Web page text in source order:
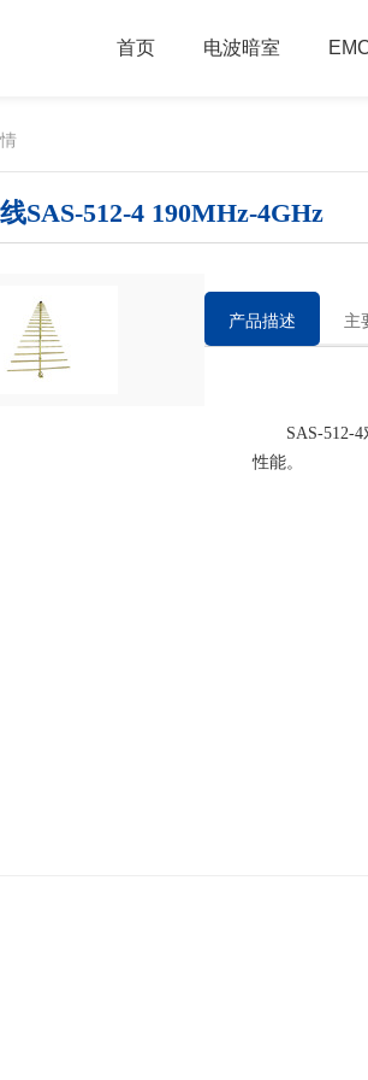
首页 电波暗室
SAS-512-4 190MHz-4GHz
产品描述 主
SAS-512-4
性能。